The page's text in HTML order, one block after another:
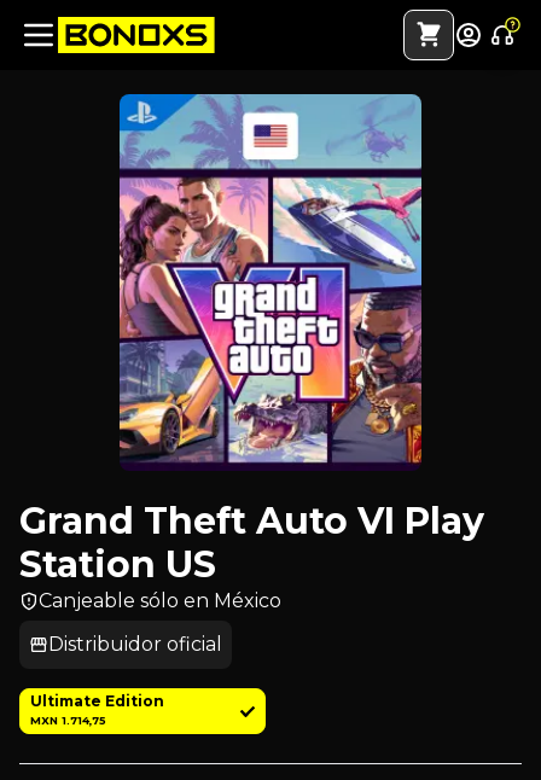
Grand Theft Auto VI Play
Station US
Canjeable sólo en México
Distribuidor oficial
Ultimate Edition
MXN 1.714,75